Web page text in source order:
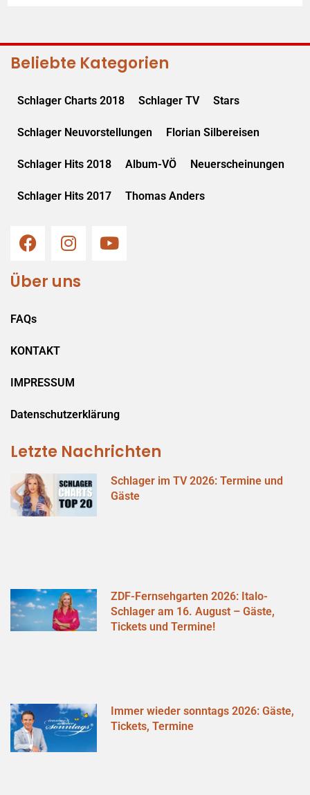
Beliebte Kategorien
Schlager Charts 2018 Schlager TV Stars
Schlager Neuvorstellungen Florian Silbereisen
Schlager Hits 2018 Album-VÖ Neuerscheinungen
Schlager Hits 2017 Thomas Anders
Über uns
FAQs
KONTAKT
IMPRESSUM
Datenschutzerklärung
Letzte Nachrichten
Schlager im TV 2026: Termine und
Gäste
ZDF-Fernsehgarten 2026: Italo-
Schlager am 16. August – Gäste,
Tickets und Termine!
Immer wieder sonntags 2026: Gäste,
Tickets, Termine